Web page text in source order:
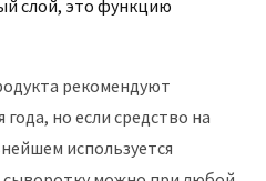
слой, это функцию
рекомендуют
но если средство на
используется